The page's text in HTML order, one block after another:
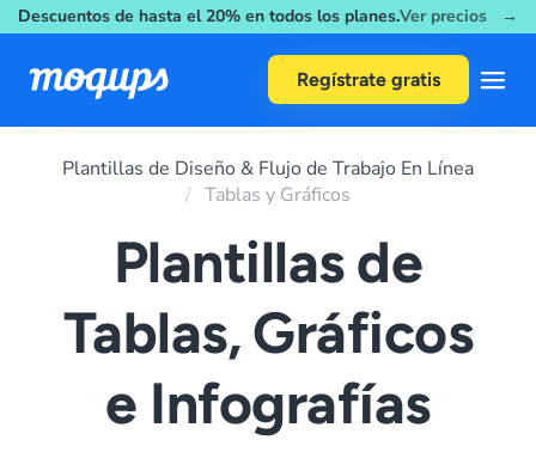
Skip to content
Descuentos de hasta el 20% en todos los planes.Ver precios →
Regístrate gratis
Plantillas de Diseño & Flujo de Trabajo En Línea
Tablas y Gráficos
Plantillas de
Tablas, Gráficos
e Infografías